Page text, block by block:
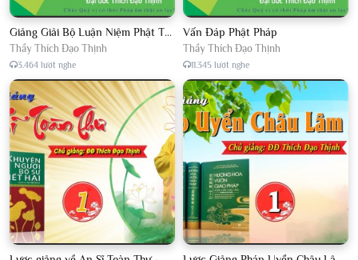
Giảng Giải Bộ Luận Niệm Phật Thập Yếu Năm 2018
Thầy Thích Đạo Thịnh
3.464 lượt nghe
Vấn Đáp Phật Pháp
Thầy Thích Đạo Thịnh
11.345 lượt nghe